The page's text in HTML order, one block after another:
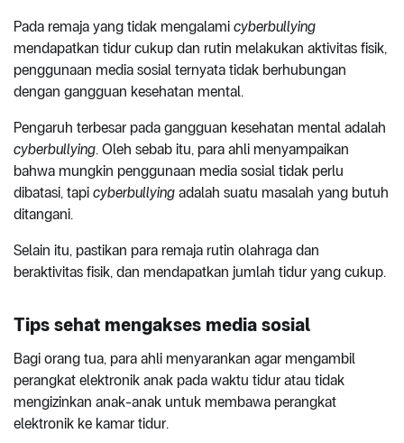
Pada remaja yang tidak mengalami cyberbullying
mendapatkan tidur cukup dan rutin melakukan aktivitas fisik,
penggunaan media sosial ternyata tidak berhubungan
dengan gangguan kesehatan mental.
Pengaruh terbesar pada gangguan kesehatan mental adalah
cyberbullying. Oleh sebab itu, para ahli menyampaikan
bahwa mungkin penggunaan media sosial tidak perlu
dibatasi, tapi cyberbullying adalah suatu masalah yang butuh
ditangani.
Selain itu, pastikan para remaja rutin olahraga dan
beraktivitas fisik, dan mendapatkan jumlah tidur yang cukup.
Tips sehat mengakses media sosial
Bagi orang tua, para ahli menyarankan agar mengambil
perangkat elektronik anak pada waktu tidur atau tidak
mengizinkan anak-anak untuk membawa perangkat
elektronik ke kamar tidur.